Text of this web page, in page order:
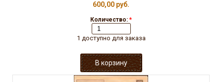
600,00 руб.
Количество: *
1 доступно для заказа